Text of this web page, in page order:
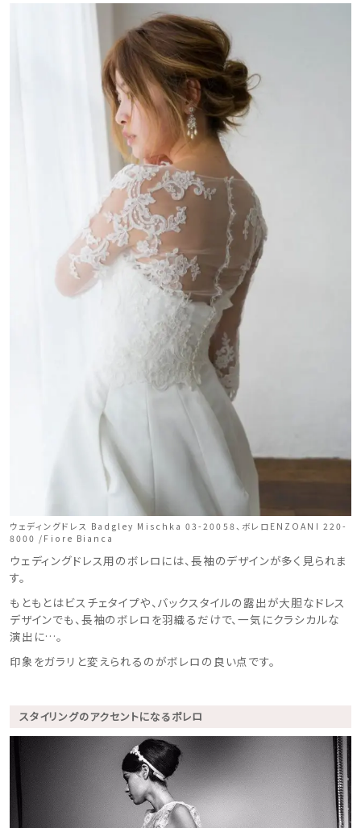
ウェディングドレス Badgley Mischka 03-20058、ボレロENZOANI 220-
8000 /Fiore Bianca
ウェディングドレス用のボレロには、長袖のデザインが多く見られま
す。
もともとはビスチェタイプや、バックスタイルの露出が大胆なドレス
デザインでも、長袖のボレロを羽織るだけで、一気にクラシカルな
演出に…。
印象をガラリと変えられるのがボレロの良い点です。
スタイリングのアクセントになるボレロ